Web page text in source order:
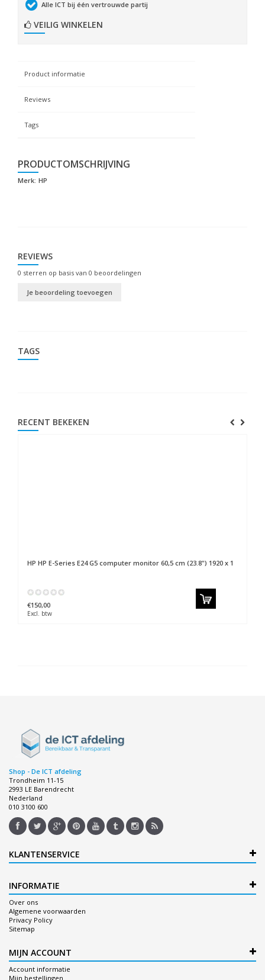
Alle ICT bij één vertrouwde partij
VEILIG WINKELEN
Product informatie
Reviews
Tags
PRODUCTOMSCHRIJVING
Merk: HP
REVIEWS
0 sterren op basis van 0 beoordelingen
Je beoordeling toevoegen
TAGS
RECENT BEKEKEN
HP HP E-Series E24 G5 computer monitor 60,5 cm (23.8") 1920 x 1
€150,00
Excl. btw
Shop - De ICT afdeling
Trondheim 11-15
2993 LE Barendrecht
Nederland
010 3100 600
KLANTENSERVICE
INFORMATIE
Over ons
Algemene voorwaarden
Privacy Policy
Sitemap
MIJN ACCOUNT
Account informatie
Mijn bestellingen